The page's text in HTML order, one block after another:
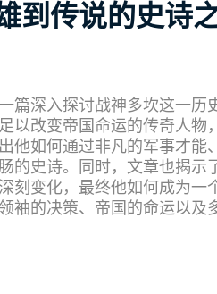
到传说的史诗
篇深入探讨战神多坎这一历
以改变帝国命运的传奇人物
他如何通过非凡的军事才能
的史诗。同时，文章也揭示
刻变化，最终他如何成为一
袖的决策、帝国的命运以及